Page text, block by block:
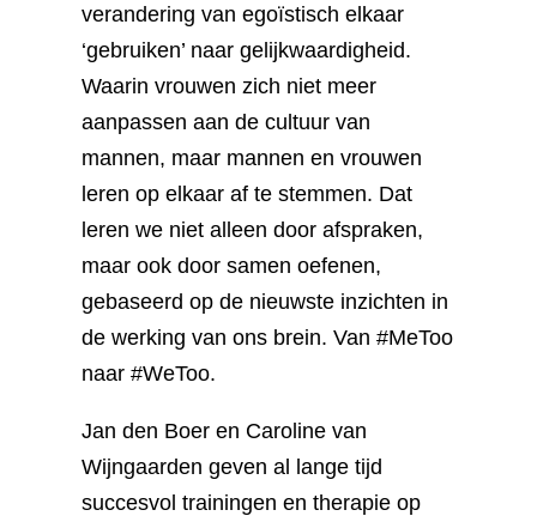
verandering van egoïstisch elkaar
‘gebruiken’ naar gelijkwaardigheid.
Waarin vrouwen zich niet meer
aanpassen aan de cultuur van
mannen, maar mannen en vrouwen
leren op elkaar af te stemmen. Dat
leren we niet alleen door afspraken,
maar ook door samen oefenen,
gebaseerd op de nieuwste inzichten in
de werking van ons brein. Van #MeToo
naar #WeToo.
Jan den Boer en Caroline van
Wijngaarden geven al lange tijd
succesvol trainingen en therapie op